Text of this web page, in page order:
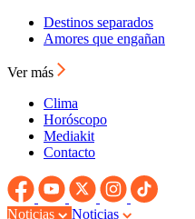
Destinos separados
Amores que engañan
Ver más
Clima
Horóscopo
Mediakit
Contacto
Noticias
Noticias